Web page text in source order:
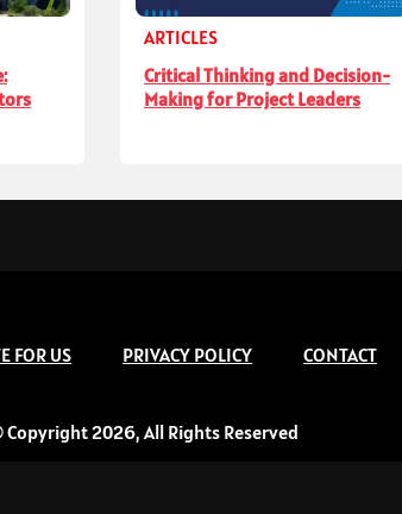
ARTICLES
Critical Thinking and Decision-
Making for Project Leaders
FOR US PRIVACY POLICY CONTACT
2026, All Rights Reserved